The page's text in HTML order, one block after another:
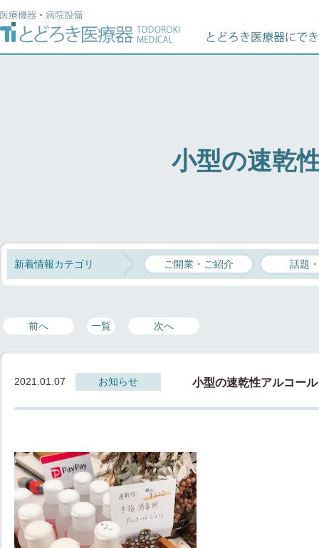
小型の速乾
新着情報カテゴリ ご開業・ご紹介 話題
前へ 一覧 次へ
2021.01.07 お知らせ 小型の速乾性アルコー